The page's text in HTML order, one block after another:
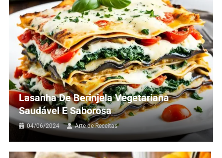
Lasanha De Berinjela Vegetariana
Saudável E Saborosa
04/06/2024 Arte de Receitas